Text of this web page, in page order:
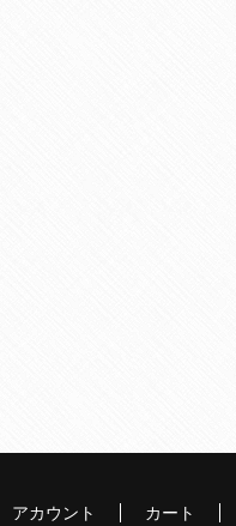
アカウント カート